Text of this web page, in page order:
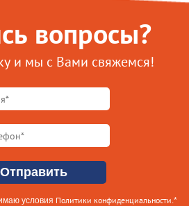
вопросы?
и мы с Вами свяжемся!
условия Политики конфиденциальности .*